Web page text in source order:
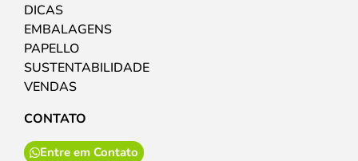
DICAS
EMBALAGENS
PAPELLO
SUSTENTABILIDADE
VENDAS
CONTATO
Entre em Contato